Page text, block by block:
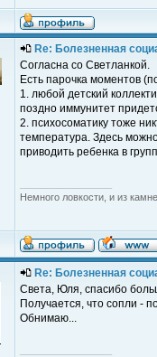
Re: Болезненная
Согласна со Светланкой.
Есть парочка моментов
1. любой детский
поздно иммунитет
2. психосоматику тоже
температура. Здесь
приводить ребенка в
Немного ловкости, и из
Re: Болезненная
Света, Юля, спасибо
Получается, что сопли -
Обнимаю...